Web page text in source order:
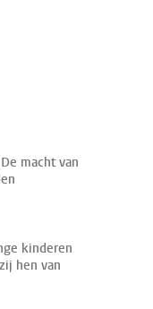
macht van
kinderen
hen van